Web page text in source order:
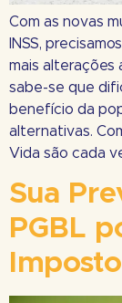
Com as novas
INSS,
mais alterações
sabe-se que
benefício da
alternativas.
Vida são cada
Sua
PGBL